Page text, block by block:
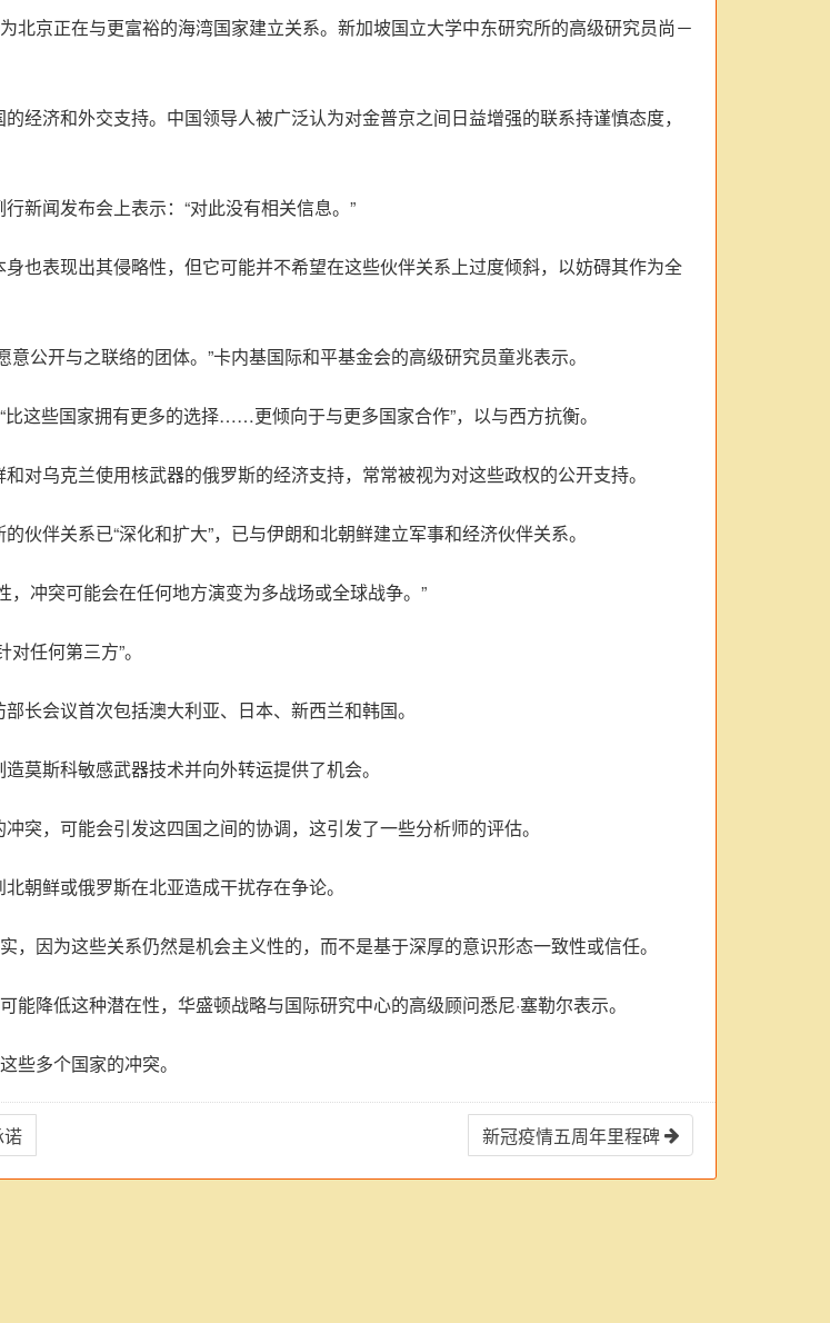
北京正在与更富裕的海湾国家建立关系。新加坡国立大学中东研究所的高级研究员尚－
经济和外交支持。中国领导人被广泛认为对金普京之间日益增强的联系持谨慎态度，
新闻发布会上表示：“对此没有相关信息。”
也表现出其侵略性，但它可能并不希望在这些伙伴关系上过度倾斜，以妨碍其作为全
公开与之联络的团体。”卡内基国际和平基金会的高级研究员童兆表示。
这些国家拥有更多的选择……更倾向于与更多国家合作”，以与西方抗衡。
对乌克兰使用核武器的俄罗斯的经济支持，常常被视为对这些政权的公开支持。
伴关系已“深化和扩大”，已与伊朗和北朝鲜建立军事和经济伙伴关系。
冲突可能会在任何地方演变为多战场或全球战争。”
任何第三方”。
长会议首次包括澳大利亚、日本、新西兰和韩国。
莫斯科敏感武器技术并向外转运提供了机会。
，可能会引发这四国之间的协调，这引发了一些分析师的评估。
朝鲜或俄罗斯在北亚造成干扰存在争论。
因为这些关系仍然是机会主义性的，而不是基于深厚的意识形态一致性或信任。
降低这种潜在性，华盛顿战略与国际研究中心的高级顾问悉尼·塞勒尔表示。
多个国家的冲突。
诺 新冠疫情五周年里程碑